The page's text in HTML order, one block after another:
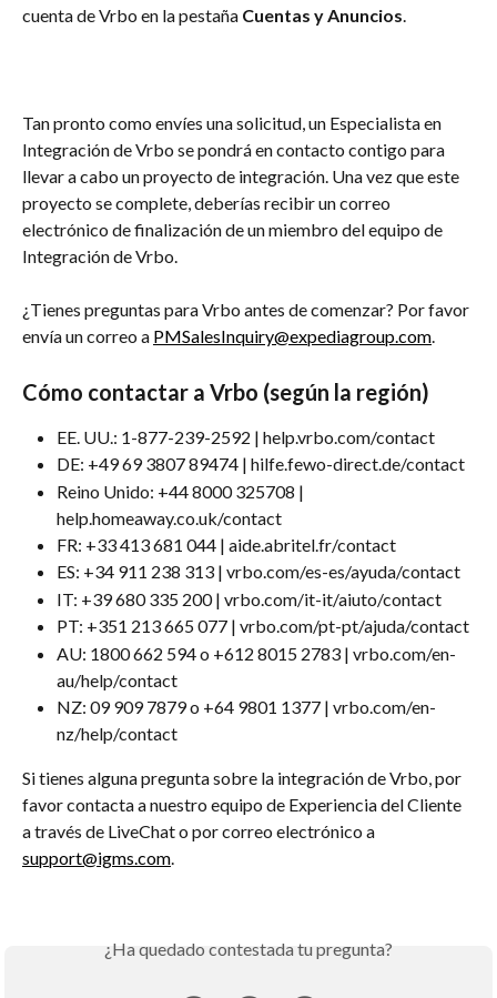
cuenta de Vrbo en la pestaña Cuentas y Anuncios.
Tan pronto como envíes una solicitud, un Especialista en
Integración de Vrbo se pondrá en contacto contigo para
llevar a cabo un proyecto de integración. Una vez que este
proyecto se complete, deberías recibir un correo
electrónico de finalización de un miembro del equipo de
Integración de Vrbo.
¿Tienes preguntas para Vrbo antes de comenzar? Por favor
envía un correo a PMSalesInquiry@expediagroup.com.
Cómo contactar a Vrbo (según la región)
EE. UU.: 1-877-239-2592 | help.vrbo.com/contact
DE: +49 69 3807 89474 | hilfe.fewo-direct.de/contact
Reino Unido: +44 8000 325708 |
help.homeaway.co.uk/contact
FR: +33 413 681 044 | aide.abritel.fr/contact
ES: +34 911 238 313 | vrbo.com/es-es/ayuda/contact
IT: +39 680 335 200 | vrbo.com/it-it/aiuto/contact
PT: +351 213 665 077 | vrbo.com/pt-pt/ajuda/contact
AU: 1800 662 594 o +612 8015 2783 | vrbo.com/en-
au/help/contact
NZ: 09 909 7879 o +64 9801 1377 | vrbo.com/en-
nz/help/contact
Si tienes alguna pregunta sobre la integración de Vrbo, por
favor contacta a nuestro equipo de Experiencia del Cliente
a través de LiveChat o por correo electrónico a
support@igms.com
¿Ha quedado contestada tu pregunta?